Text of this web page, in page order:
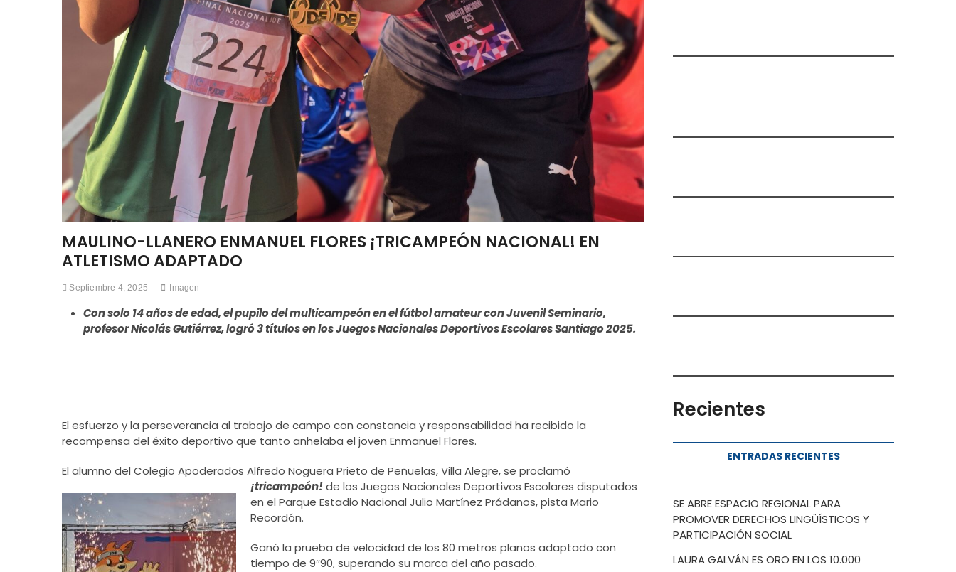
MAULINO-LLANERO ENMANUEL FLORES ¡TRICAMPEÓN NACIONAL! EN
ATLETISMO ADAPTADO
Septiembre 4, 2025 Imagen
Con solo 14 años de edad, el pupilo del multicampeón en el fútbol amateur con Juvenil Seminario,
profesor Nicolás Gutiérrez, logró 3 títulos en los Juegos Nacionales Deportivos Escolares Santiago 2025.
El esfuerzo y la perseverancia al trabajo de campo con constancia y responsabilidad ha recibido la
recompensa del éxito deportivo que tanto anhelaba el joven Enmanuel Flores.
El alumno del Colegio Apoderados Alfredo Noguera Prieto de Peñuelas, Villa Alegre, se proclamó
¡tricampeón!de los Juegos Nacionales Deportivos Escolares disputados
en el Parque Estadio Nacional Julio Martínez Prádanos, pista Mario
Recordón.
Ganó la prueba de velocidad de los 80 metros planos adaptado con
tiempo de 9″90, superando su marca del año pasado.
Recientes
ENTRADAS RECIENTES
SE ABRE ESPACIO REGIONAL PARA
PROMOVER DERECHOS LINGÜÍSTICOS Y
PARTICIPACIÓN SOCIAL
LAURA GALVÁN ES ORO EN LOS 10.000